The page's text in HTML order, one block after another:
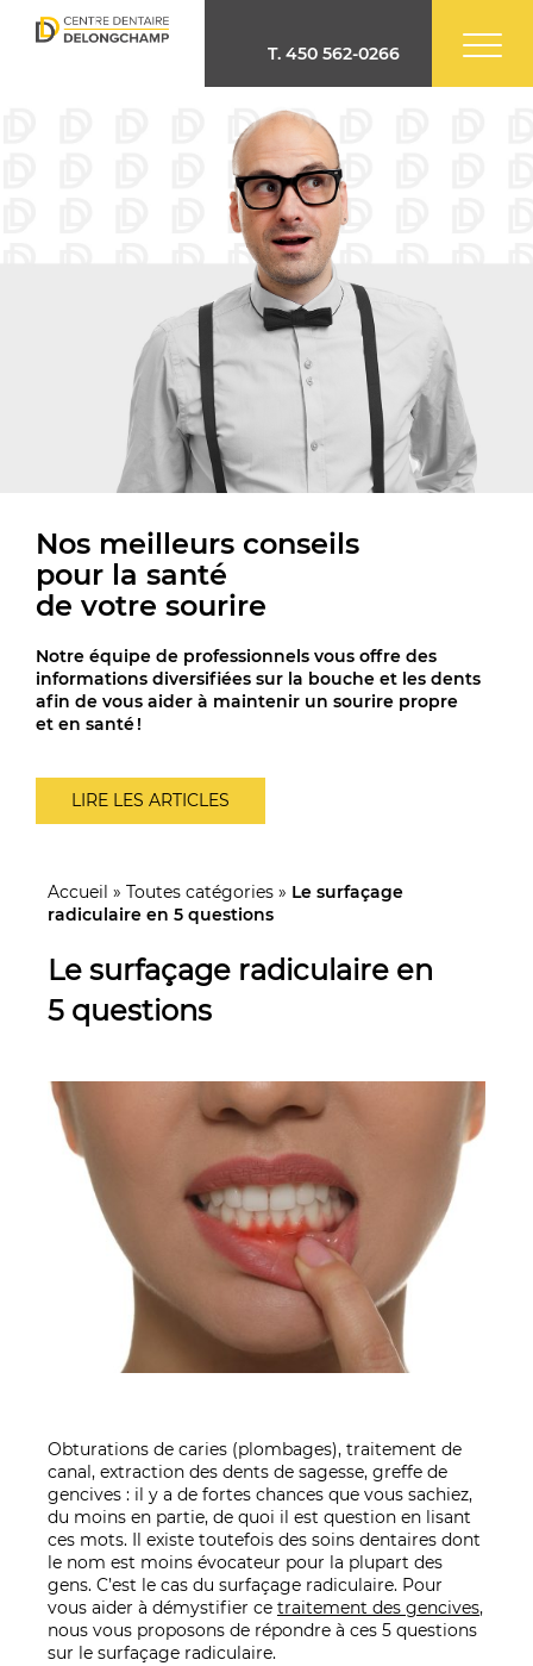
T.450 562-0266
Nos meilleurs conseils
pour la santé
de votre sourire
Notre équipe de professionnels vous offre des
informations diversifiées sur la bouche et les dents
afin de vous aider à maintenir un sourire propre
et en santé !
LIRE LES ARTICLES
Accueil » Toutes catégories » Le surfaçage
radiculaire en 5 questions
Le surfaçage radiculaire en
5 questions
Obturations de caries (plombages), traitement de
canal, extraction des dents de sagesse, greffe de
gencives : il y a de fortes chances que vous sachiez,
du moins en partie, de quoi il est question en lisant
ces mots. Il existe toutefois des soins dentaires dont
le nom est moins évocateur pour la plupart des
gens. C’est le cas du surfaçage radiculaire. Pour
vous aider à démystifier ce traitement des gencives,
nous vous proposons de répondre à ces 5 questions
sur le surfaçage radiculaire.